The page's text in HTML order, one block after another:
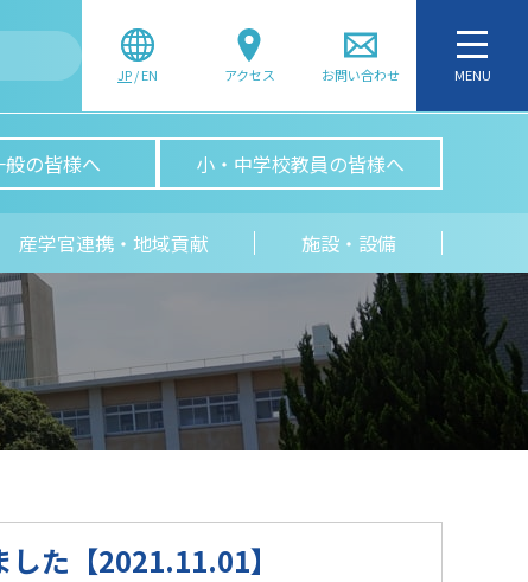
MENU
お問い合わせ
アクセス
JP/EN
の皆様へ 小・中学校教員の皆様へ
産学官連携・地域貢献 施設・設備
た【2021.11.01】